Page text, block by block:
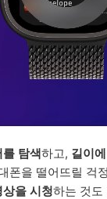
탐색하고, 길이
폰을 떨어뜨릴 걱
상을 시청하는 것도